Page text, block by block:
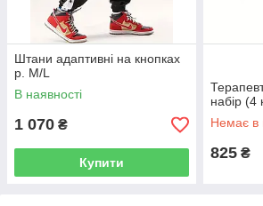
Штани адаптивні на кнопках
р. М/L
В наявності
1 070 ₴
Купити
набір (4
Немає в
825 ₴